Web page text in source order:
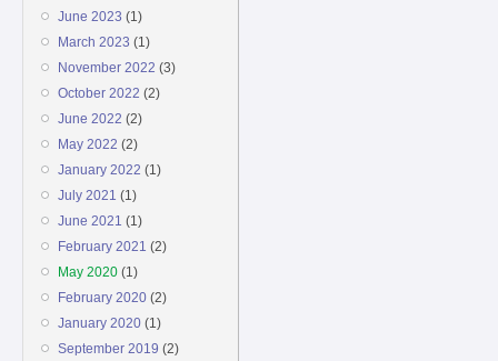
June 2023 (1)
March 2023 (1)
November 2022 (3)
October 2022 (2)
June 2022 (2)
May 2022 (2)
January 2022 (1)
July 2021 (1)
June 2021 (1)
February 2021 (2)
May 2020(1)
February 2020(2)
January 2020(1)
September 2019 (2)